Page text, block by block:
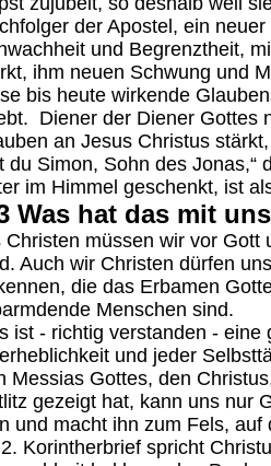
der Apostel, ein
und Begrenztheit,
ihm neuen Schwung und
bis heute wirkende
Diener der Diener Gottes
an Jesus Christus
du Simon, Sohn des Jonas,“
im Himmel geschenkt, ist
Was hat das mit
Christen müssen wir vor Gott
Auch wir Christen dürfen
die das Erbamen
Menschen sind.
ist - richtig verstanden -
und jeder
Messias Gottes, den
gezeigt hat, kann uns nur
und macht ihn zum Fels,
Korintherbrief spricht